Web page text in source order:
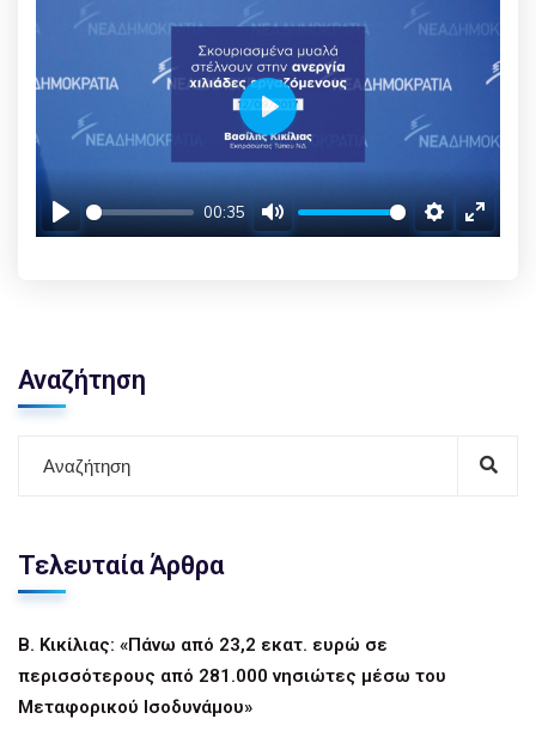
Play
00:35
Mute SettingsEnter
Play
Αναζήτηση
Τελευταία Άρθρα
Β. Κικίλιας: «Πάνω από 23,2 εκατ. ευρώ σε
περισσότερους από 281.000 νησιώτες μέσω του
Μεταφορικού Ισοδυνάμου»